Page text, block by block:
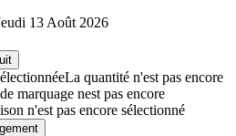
13 Août 2026
La quantité n'est pas encore
marquage nest pas encore
n'est pas encore sélectionné